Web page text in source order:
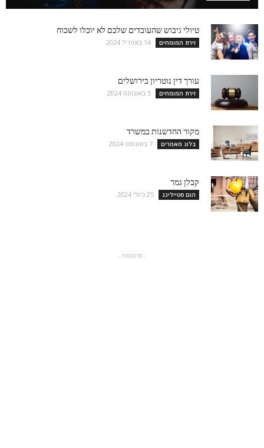
טיולי גיבוש שהעובדים שלכם לא יוכלו לשכוח
זירת המומחים 14 באפריל 2024
עורך דין נוטריון בירושלים
זירת המומחים 5 באוגוסט 2024
מקור החדשנות במשרד
בלוג מאמרים 7 באוגוסט 2024
קבלן גמר
הום סטיילינג 25 ביולי 2024
- פרסומת -